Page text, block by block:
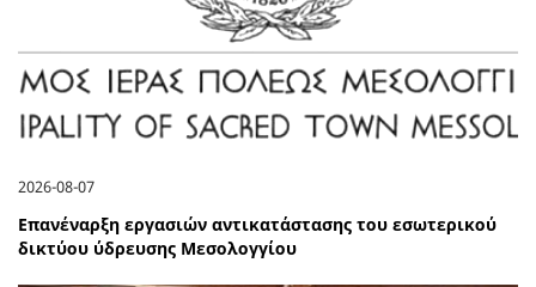
2026-08-07
Επανέναρξη εργασιών αντικατάστασης του εσωτερικού
δικτύου ύδρευσης Μεσολογγίου